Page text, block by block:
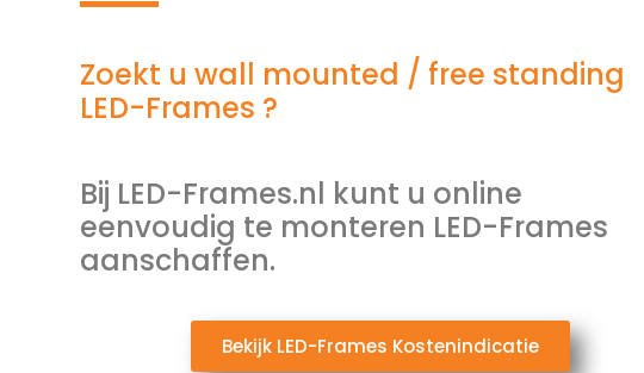
Zoekt u wall mounted / free standing
LED-Frames ?
Bij LED-Frames.nl kunt u online
eenvoudig te monteren LED-Frames
aanschaffen.
Bekijk LED-Frames Kostenindicatie